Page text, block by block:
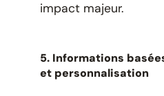
impact majeur.
5. Informations
et personnalisation